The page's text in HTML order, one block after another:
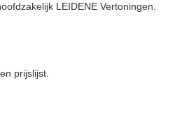
LEIDENE Vertoningen.
prijslijst.